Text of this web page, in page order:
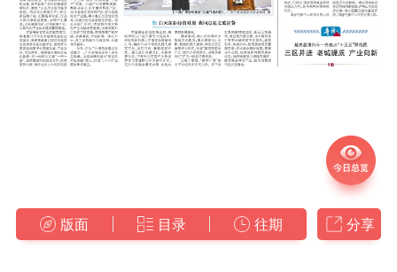
版面 目录 往期 分享